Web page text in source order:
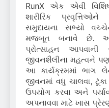
RunX એક એવી
શારીરિક પ્રવૃત્તિઓને
સમુદાયના સભ્યો
મજબૂત બનાવે છે.
પ્રોત્સાહન
જીવનશૈલીના મહત્વને
આ કાર્યક્રમમાં ભાગ
જીવનમાં વધુ ચાલવા,
ઉપયોગ કરવા અને
અપનાવવા માટે ખાસ